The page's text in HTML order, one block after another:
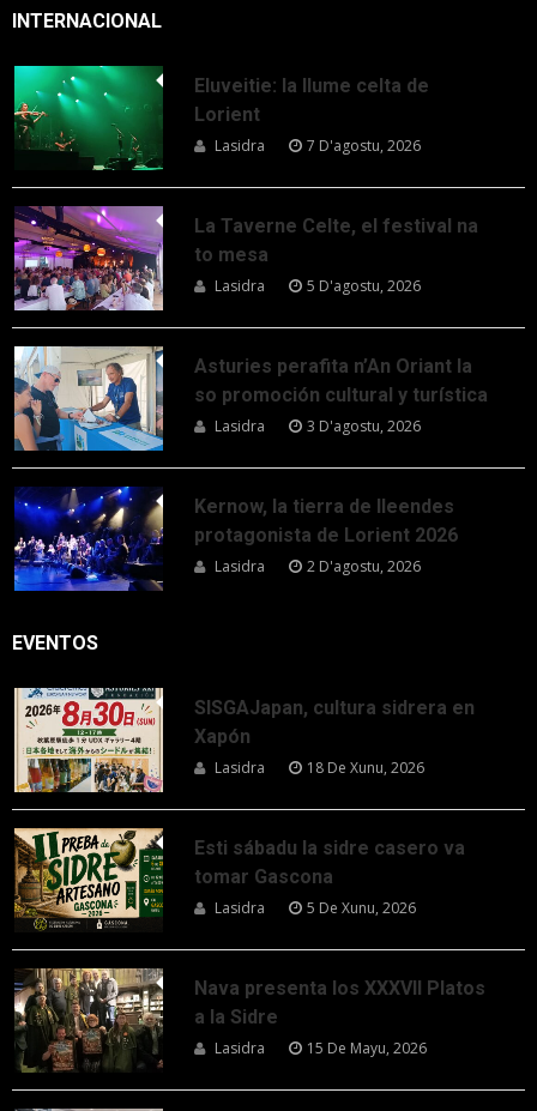
INTERNACIONAL
Eluveitie: la llume celta de
Lorient
Lasidra 7 D'agostu, 2026
La Taverne Celte, el festival na
to mesa
Lasidra 5 D'agostu, 2026
Asturies perafita n’An Oriant la
so promoción cultural y turística
Lasidra 3 D'agostu, 2026
Kernow, la tierra de lleendes
protagonista de Lorient 2026
Lasidra 2 D'agostu, 2026
EVENTOS
SISGAJapan, cultura sidrera en
Xapón
Lasidra 18 De Xunu, 2026
Esti sábadu la sidre casero va
tomar Gascona
Lasidra 5 De Xunu, 2026
Nava presenta los XXXVII Platos
a la Sidre
Lasidra 15 De Mayu, 2026